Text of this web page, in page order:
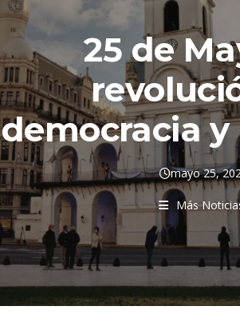
25 de
democracia
mayo 25,
Más